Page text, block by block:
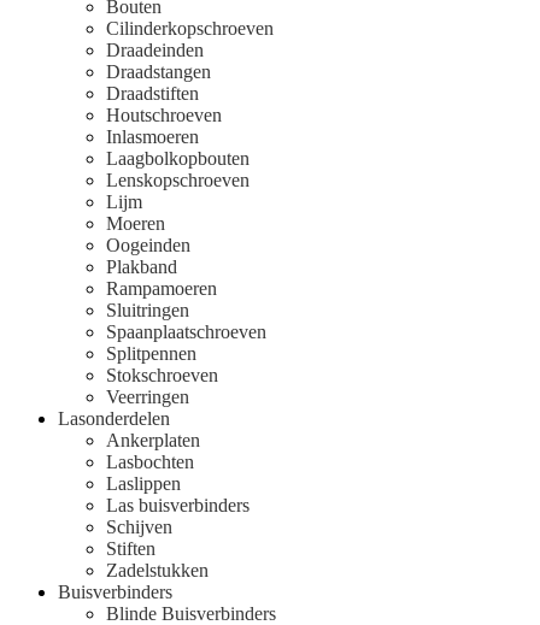
Bouten
Cilinderkopschroeven
Draadeinden
Draadstangen
Draadstiften
Houtschroeven
Inlasmoeren
Laagbolkopbouten
Lenskopschroeven
Lijm
Moeren
Oogeinden
Plakband
Rampamoeren
Sluitringen
Spaanplaatschroeven
Splitpennen
Stokschroeven
Veerringen
Lasonderdelen
Ankerplaten
Lasbochten
Laslippen
Las buisverbinders
Schijven
Stiften
Zadelstukken
Buisverbinders
Blinde Buisverbinders